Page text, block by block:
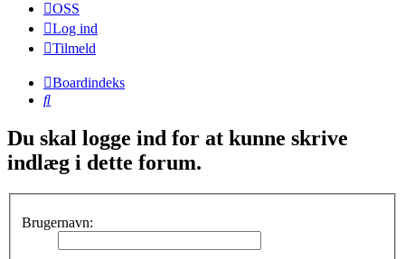
OSS
Log ind
Tilmeld
Boardindeks
Søg
Du skal logge ind for at kunne skrive
indlæg i dette forum.
Brugernavn: